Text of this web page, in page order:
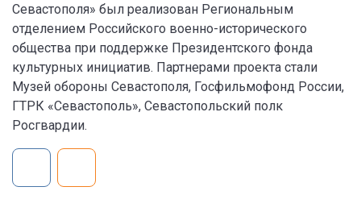
Севастополя» был реализован Региональным
отделением Российского военно-исторического
общества при поддержке Президентского фонда
культурных инициатив. Партнерами проекта стали
Музей обороны Севастополя, Госфильмофонд России,
ГТРК «Севастополь», Севастопольский полк
Росгвардии.